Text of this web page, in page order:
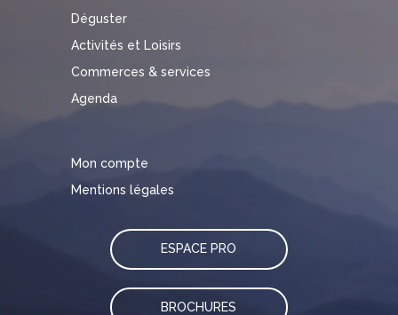
Déguster
Activités et Loisirs
Commerces & services
Agenda
Mon compte
Mentions légales
ESPACE PRO
BROCHURES